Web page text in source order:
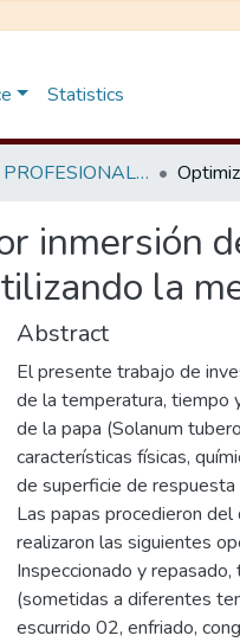
Statistics
ESCUELA PROFESIONAL DE INGENIERÍA EN INDUSTRIAS ALIMENTARIAS
inmersión
la
Abstract
El presente trabajo de
de la temperatura, tiempo
de la papa (Solanum
características físicas,
de superficie de
Las papas procedieron
realizaron las siguientes
Inspeccionado y
(sometidas a diferentes
escurrido 02, enfriado,